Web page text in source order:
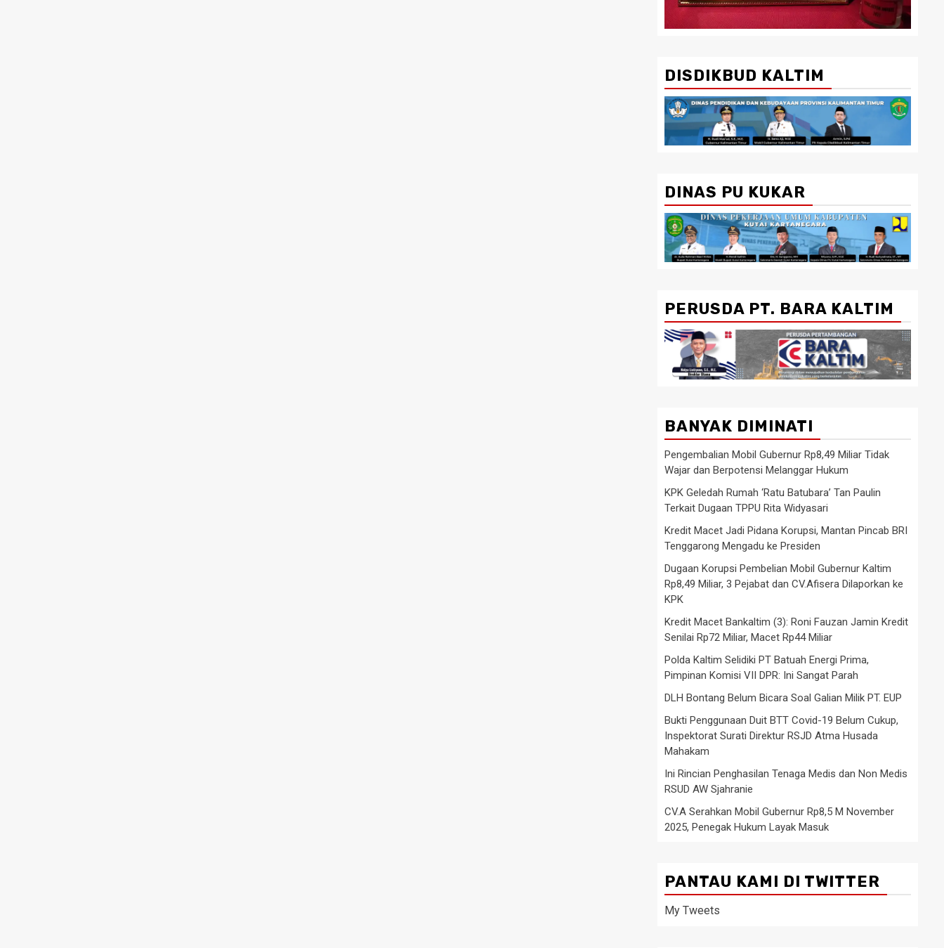
DISDIKBUD KALTIM
DINAS PU KUKAR
PERUSDA PT. BARA KALTIM
BANYAK DIMINATI
Pengembalian Mobil Gubernur Rp8,49 Miliar Tidak
Wajar dan Berpotensi Melanggar Hukum
KPK Geledah Rumah ‘Ratu Batubara’ Tan Paulin
Terkait Dugaan TPPU Rita Widyasari
Kredit Macet Jadi Pidana Korupsi, Mantan Pincab BRI
Tenggarong Mengadu ke Presiden
Dugaan Korupsi Pembelian Mobil Gubernur Kaltim
Rp8,49 Miliar, 3 Pejabat dan CV.Afisera Dilaporkan ke
KPK
Kredit Macet Bankaltim (3): Roni Fauzan Jamin Kredit
Senilai Rp72 Miliar, Macet Rp44 Miliar
Polda Kaltim Selidiki PT Batuah Energi Prima,
Pimpinan Komisi VII DPR: Ini Sangat Parah
DLH Bontang Belum Bicara Soal Galian Milik PT. EUP
Bukti Penggunaan Duit BTT Covid-19 Belum Cukup,
Inspektorat Surati Direktur RSJD Atma Husada
Mahakam
Ini Rincian Penghasilan Tenaga Medis dan Non Medis
RSUD AW Sjahranie
CV.A Serahkan Mobil Gubernur Rp8,5 M November
2025, Penegak Hukum Layak Masuk
PANTAU KAMI DI TWITTER
My Tweets